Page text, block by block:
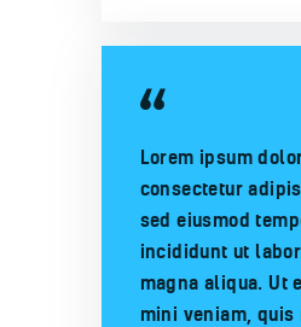
Lorem ipsum
consectetur
sed eiusmod
incididunt ut
magna aliqua. Ut
mini veniam, quis